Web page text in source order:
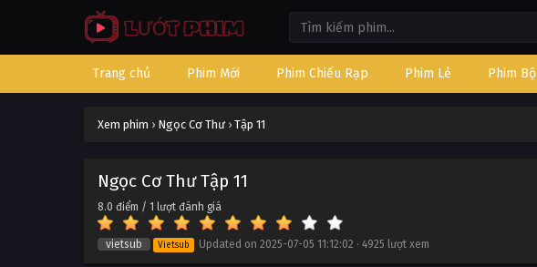
Trang chủ Phim Mới Phim Chiếu Rạp Phim Lẻ Phim Bộ
Xem phim › Ngọc Cơ Thư › Tập 11
Ngọc Cơ Thư Tập 11
8.0 điểm / 1 lượt đánh giá
vietsub Vietsub Updated on 2025-07-05 11:12:02 · 4925 lượt xem